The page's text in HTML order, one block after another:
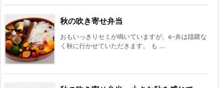
秋の吹き寄せ弁当
おもいっきりセミが鳴いていますが、e-弁は躊躇な
く秋に行かせていただきます。 も ...